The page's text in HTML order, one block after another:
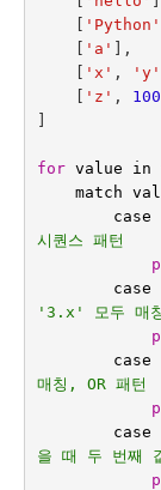
'Python'
'a'
],
'x' , 'y'
'z' , 100
for value in
match
case
시퀀스 패턴
case
'3.x' 모두 매
case
매칭, OR 패턴
case
을 때 두 번째